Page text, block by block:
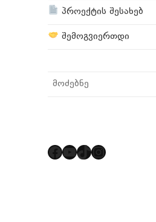
პროექტის შესახებ
შემოგვიერთდი
მენიუში
ძიება
Facebook
YouTube
TikTokInstagram